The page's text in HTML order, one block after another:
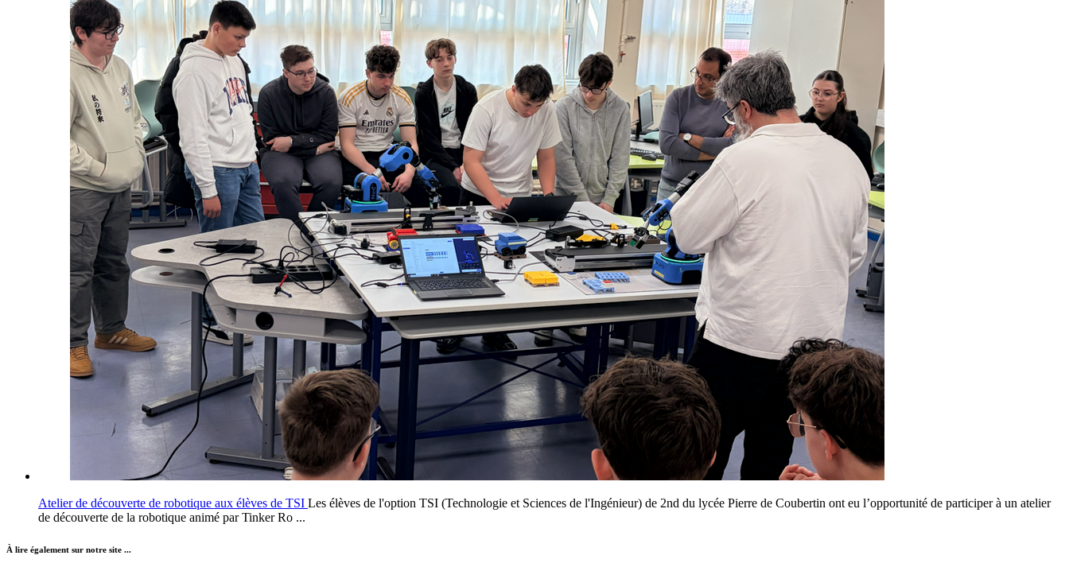
Atelier de découverte de robotique aux élèves de TSI Les élèves de l'option TSI (Technologie et Sciences de l'Ingénieur) de 2nd du lycée Pierre de Coubertin ont eu l’opportunité de participer à un atelier
de découverte de la robotique animé par Tinker Ro ...
À lire également sur notre site ...